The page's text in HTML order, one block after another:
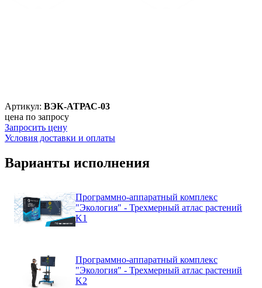
Артикул: ВЭК-АТРАС-03
цена по запросу
Запросить цену
Условия доставки и оплаты
Варианты исполнения
Программно-аппаратный комплекс
"Экология" - Трехмерный атлас растений
K1
Программно-аппаратный комплекс
"Экология" - Трехмерный атлас растений
K2